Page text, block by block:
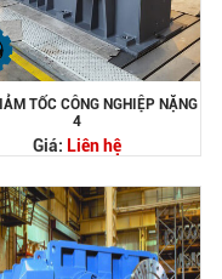
TỐC CÔNG NGHIỆP NẶNG
4
Giá: Liên hệ